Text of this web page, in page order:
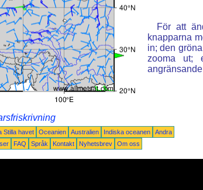
För att
knapparna
in; den
zooma ut;
angränsande
Stilla havet Oceanien Australien Indiska oceanen
Andra
FAQ Språk Kontakt Nyhetsbrev Om oss